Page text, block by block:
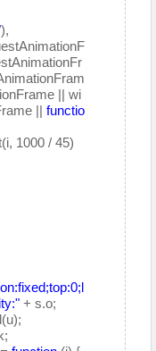
),
|| wi
||functio
/ 45)
+ s.o;